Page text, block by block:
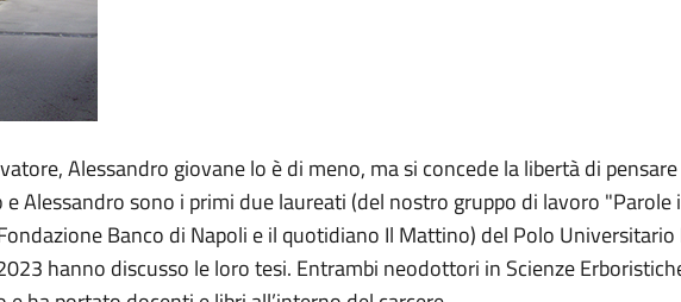
Alessandro giovane lo è di meno, ma si concede la libertà di
Alessandro sono i primi due laureati (del nostro gruppo di lavoro
Banco di Napoli e il quotidiano Il Mattino) del Polo
hanno discusso le loro tesi. Entrambi neodottori in Scienze